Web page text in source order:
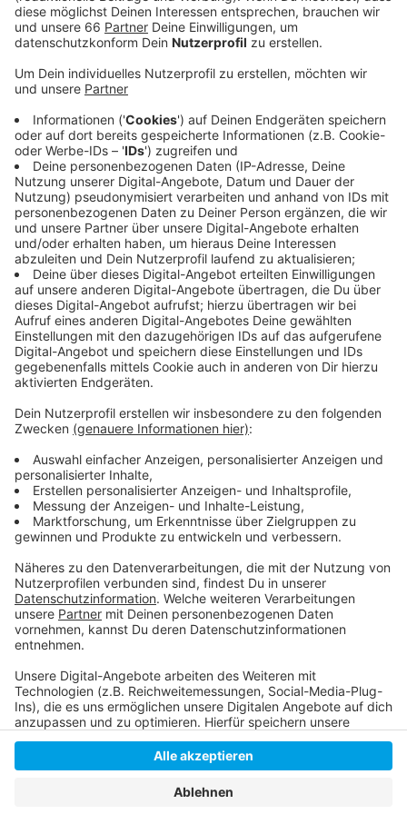
Zwischen 10 und 15 Uhr gibt es dort verschiedene
Aktionen. Unter anderem werden Meeresfische
gefüttert und Tierpfleger berichten über die
verschiedenen Fische. Im Mittelpunkt steht der
Banggai-Kardinalbarsch, der eigentlich in den
tropischen Gewässern Indonesiens zu Hause ist, aber
seit 25 Jahren auch im Aquazoo heimisch geworden
ist. Der Fisch ist vom Aussterben bedroht.
Anzeige
Weitere Infos und Links zum Thema:
Anzeige
Medienmitteilung zum Aktionstag im Aquazoo:
Anzeige